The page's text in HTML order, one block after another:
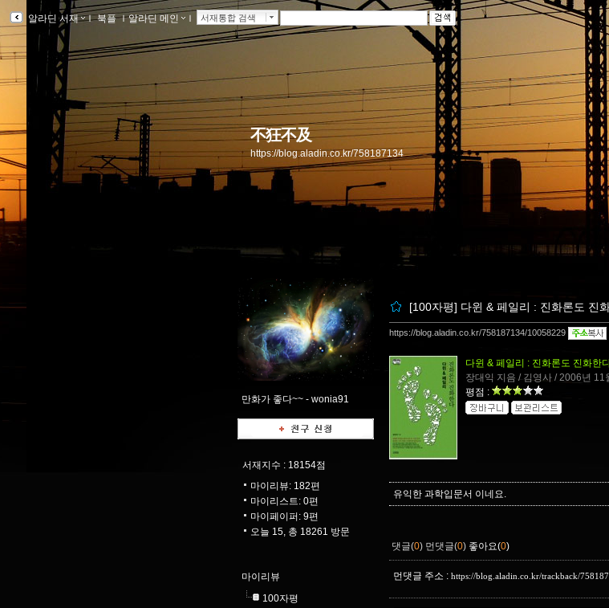
알라딘 서재 ｌ북플ｌ알라딘 메인 ｌ 서재통합 검색
不狂不及
https://blog.aladin.co.kr/758187134
만화가 좋다~~ - wonia91
서재지수 : 18154점
마이리뷰: 182편
마이리스트: 0편
마이페이퍼: 9편
오늘 15, 총 18261 방문
마이리뷰
100자평
[100자평] 다윈 & 페일리 : 진화론도 진
https://blog.aladin.co.kr/758187134/10058229
다윈 & 페일리 : 진화론도 진화한
장대익 지음 / 김영사 / 2006년 11
평점 :
유익한 과학입문서 이네요.
댓글(0) 먼댓글(0) 좋아요(0)
먼댓글 주소 : https://blog.aladin.co.kr/trackback/